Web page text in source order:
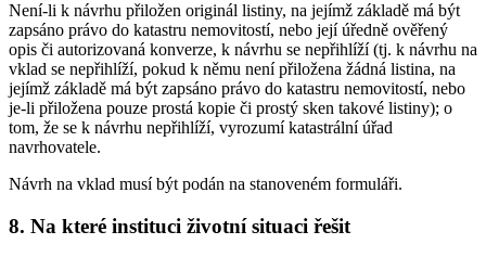
Není-li k návrhu přiložen originál listiny, na jejímž základě má být
zapsáno právo do katastru nemovitostí, nebo její úředně ověřený
opis či autorizovaná konverze, k návrhu se nepřihlíží (tj. k návrhu na
vklad se nepřihlíží, pokud k němu není přiložena žádná listina, na
jejímž základě má být zapsáno právo do katastru nemovitostí, nebo
je-li přiložena pouze prostá kopie či prostý sken takové listiny); o
tom, že se k návrhu nepřihlíží, vyrozumí katastrální úřad
navrhovatele.
Návrh na vklad musí být podán na stanoveném formuláři.
8. Na které instituci životní situaci řešit